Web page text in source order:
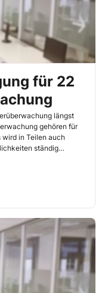
für 22
längst
gehören für
wird in Teilen auch
ständig
zu. Das geht nicht
So hat das
veröffentlichten
Az. 18 SLa